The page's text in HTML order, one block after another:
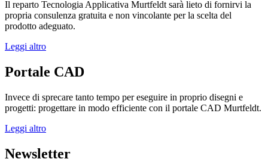
Il reparto Tecnologia Applicativa Murtfeldt sarà lieto di fornirvi la
propria consulenza gratuita e non vincolante per la scelta del
prodotto adeguato.
Leggi altro
Portale CAD
Invece di sprecare tanto tempo per eseguire in proprio disegni e
progetti: progettare in modo efficiente con il portale CAD Murtfeldt.
Leggi altro
Newsletter